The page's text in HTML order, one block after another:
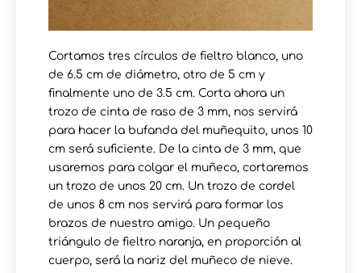
Cortamos tres círculos de fieltro blanco, uno
de 6.5 cm de diámetro, otro de 5 cm y
finalmente uno de 3.5 cm. Corta ahora un
trozo de cinta de raso de 3 mm, nos servirá
para hacer la bufanda del muñequito, unos 10
cm será suficiente. De la cinta de 3 mm, que
usaremos para colgar el muñeco, cortaremos
un trozo de unos 20 cm. Un trozo de cordel
de unos 8 cm nos servirá para formar los
brazos de nuestro amigo. Un pequeño
triángulo de fieltro naranja, en proporción al
cuerpo, será la nariz del muñeco de nieve.